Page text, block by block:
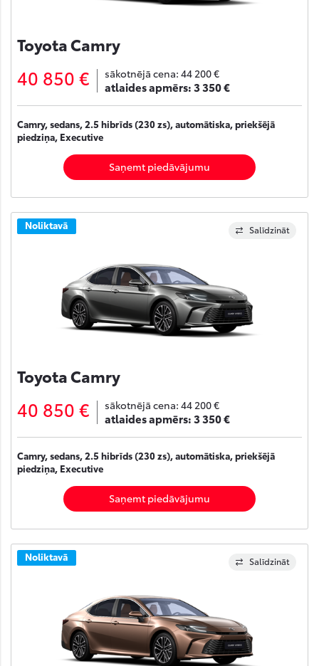
Toyota Camry
40 850 € sākotnējā cena: 44 200 €
atlaides apmērs:3 350 €
Camry, sedans, 2.5 hibrīds (230 zs), automātiska, priekšējā
piedziņa, Executive
Saņemt piedāvājumu
Salīdzināt
Noliktavā
Toyota Camry
40 850 € sākotnējā cena: 44 200 €
atlaides apmērs:3 350 €
Camry, sedans, 2.5 hibrīds (230 zs), automātiska, priekšējā
piedziņa, Executive
Saņemt piedāvājumu
Salīdzināt
Noliktavā